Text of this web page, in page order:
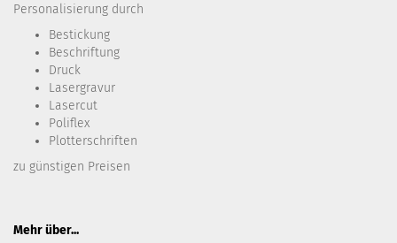
Personalisierung durch
Bestickung​
Beschriftung
Druck
Lasergravur
Lasercut
Poliflex
Plotterschriften
zu günstigen Preisen
Mehr über...